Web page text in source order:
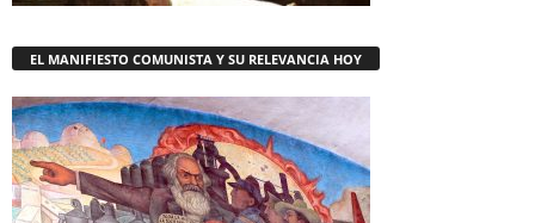
EL MANIFIESTO COMUNISTA Y SU RELEVANCIA HOY